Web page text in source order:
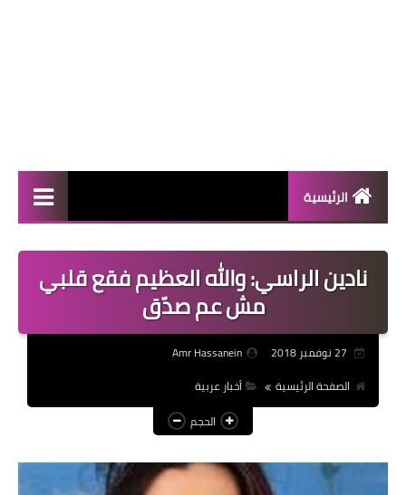
الرئيسية
منوعات
فعاليات
صحة
عالم المرأة
فن وثقافة
نادين الراسي: والله العظيم فقع قلبي
مش عم صدّق
Amr Hassanein
الصفحة الرئيسية
أخبار عربية
الحجم